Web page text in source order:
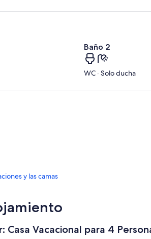
Baño 2
WC · Solo ducha
y las camas
Casa Vacacional para 4